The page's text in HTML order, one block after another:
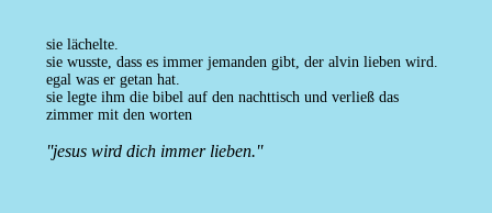
sie lächelte.
sie wusste, dass es immer jemanden gibt, der alvin lieben wird.
egal was er getan hat.
sie legte ihm die bibel auf den nachttisch und verließ das
zimmer mit den worten
''jesus wird dich immer lieben.''